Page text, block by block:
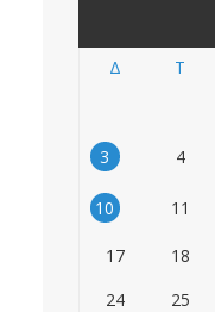
Δ
Τ
3 4
10 11
17 18
24
25